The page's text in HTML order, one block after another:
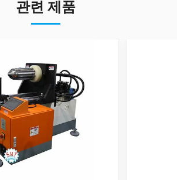
관련 제품